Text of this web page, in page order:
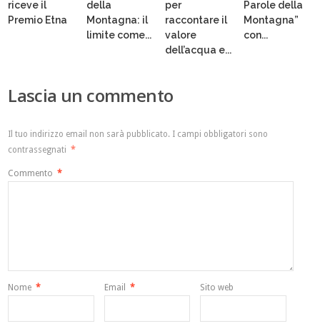
riceve il
Premio Etna
della
Montagna: il
limite come...
per
raccontare il
valore
dell’acqua e...
Parole della
Montagna”
con...
Lascia un commento
Il tuo indirizzo email non sarà pubblicato. I campi obbligatori sono
contrassegnati *
Commento *
Nome * Email * Sito web